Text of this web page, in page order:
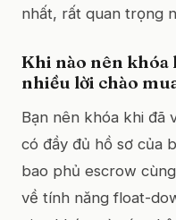
nhất, rất quan trọng
Khi nào nên
nhiều lời chào
Bạn nên khóa khi đã
có đầy đủ hồ sơ của
bao phủ escrow
về tính năng float-